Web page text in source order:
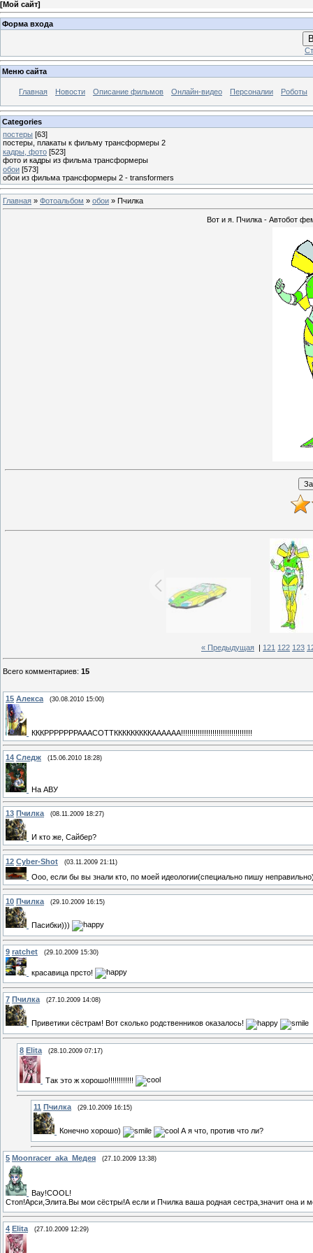
[Мой сайт]
Форма входа
Меню сайта
Главная Новости Описание фильмов Онлайн-видео Персоналии Роботы
Categories
постеры [63]
постеры, плакаты к фильму трансформеры 2
кадры, фото [523]
фото и кадры из фильма трансформеры
обои [573]
обои из фильма трансформеры 2 - transformers
Главная » Фотоальбом » обои » Пчилка
Вот и я. Пчилка - Автобот
« Предыдущая 121 122 123
Всего комментариев: 15
15 Алекса (30.08.2010 15:00)
КККРРРРРРРАААСОТТКККККККККАААААА!!!!!!!!!!!!!!!!!!!!!!!!!!!!!!!!!!
14 Следж (15.06.2010 18:28)
На АВУ
13 Пчилка (08.11.2009 18:27)
И кто же, Сайбер?
12 Cyber-Shot (03.11.2009 21:11)
Ооо, если бы вы знали кто, по моей идеологии(специально пишу
10 Пчилка (29.10.2009 16:15)
Пасибки)))
9 ratchet (29.10.2009 15:30)
красавица прсто!
7 Пчилка (27.10.2009 14:08)
Приветики сёстрам! Вот сколько родственников оказалось!
8 Elita (28.10.2009 07:17)
Так это ж хорошо!!!!!!!!!!!!
11 Пчилка (29.10.2009 16:15)
Конечно хорошо) А я что, против что ли?
5 Moonracer_aka_Медея (27.10.2009 13:38)
Вау!COOL!
Стоп!Арси,Элита.Вы мои сёстры!А если и Пчилка ваша родная сестра,значит она и
4 Elita (27.10.2009 12:29)